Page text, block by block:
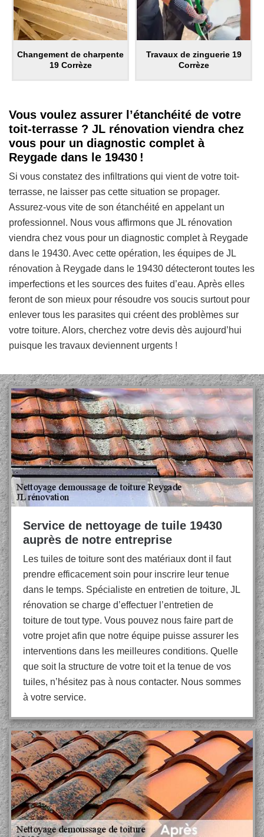
Changement de charpente
19 Corrèze
Travaux de zinguerie 19
Corrèze
Vous voulez assurer l’étanchéité de votre
toit-terrasse ? JL rénovation viendra chez
vous pour un diagnostic complet à
Reygade dans le 19430 !
Si vous constatez des infiltrations qui vient de votre toit-
terrasse, ne laisser pas cette situation se propager.
Assurez-vous vite de son étanchéité en appelant un
professionnel. Nous vous affirmons que JL rénovation
viendra chez vous pour un diagnostic complet à Reygade
dans le 19430. Avec cette opération, les équipes de JL
rénovation à Reygade dans le 19430 détecteront toutes les
imperfections et les sources des fuites d’eau. Après elles
feront de son mieux pour résoudre vos soucis surtout pour
enlever tous les parasites qui créent des problèmes sur
votre toiture. Alors, cherchez votre devis dès aujourd’hui
puisque les travaux deviennent urgents !
Service de nettoyage de tuile 19430
auprès de notre entreprise
Les tuiles de toiture sont des matériaux dont il faut
prendre efficacement soin pour inscrire leur tenue
dans le temps. Spécialiste en entretien de toiture, JL
rénovation se charge d’effectuer l’entretien de
toiture de tout type. Vous pouvez nous faire part de
votre projet afin que notre équipe puisse assurer les
interventions dans les meilleures conditions. Quelle
que soit la structure de votre toit et la tenue de vos
tuiles, n’hésitez pas à nous contacter. Nous sommes
à votre service.